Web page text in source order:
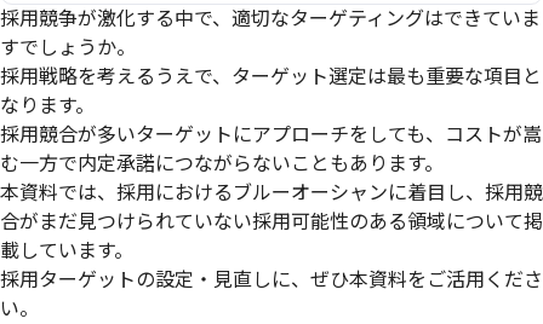
採用競争が激化する中で、適切なターゲティングはできていま
すでしょうか。
採用戦略を考えるうえで、ターゲット選定は最も重要な項目と
なります。
採用競合が多いターゲットにアプローチをしても、コストが嵩
む一方で内定承諾につながらないこともあります。
本資料では、採用におけるブルーオーシャンに着目し、採用競
合がまだ見つけられていない採用可能性のある領域について掲
載しています。
採用ターゲットの設定・見直しに、ぜひ本資料をご活用くださ
い。